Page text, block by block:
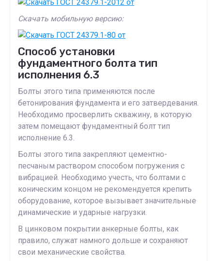
Скачать мобильную версию:
Способ установки
фундаментного болта тип
исполнения 6.3
Болты этого типа применяются после
бетонирования фундамента и его затвердевания.
Необходимо просверлить скважину, в которую
затем помещают фундаментный болт тип
исполнение 6.3.
Болты этого типа закрепляют цементно-
песчаным раствором способом погружения с
вибрацией. Необходимо учесть, что болтами с
коническим концом не рекомендуется крепить
оборудование, которое вызывает значительные
динамические и ударные нагрузки.
В цинковом покрытии анкерные болты, как
правило, служат намного дольше и сохраняют
свои механические свойства.